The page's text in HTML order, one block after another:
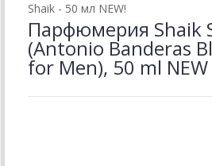
Shaik - 50 мл NEW!
Парфюмерия Shaik
(Antonio Banderas
for Men), 50 ml NEW